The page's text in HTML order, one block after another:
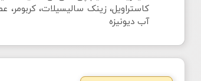
آب دیونیزه